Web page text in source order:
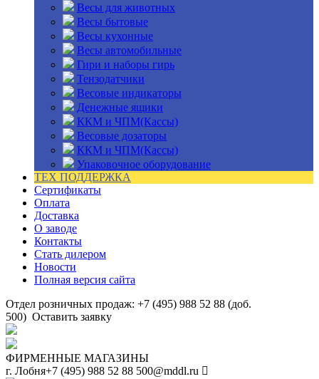
Весы для животных
Весы бытовые
Весы кухонные
Весы автомобильные
Гири и наборы гирь
Тензодатчики
Весовые индикаторы
Денежные ящики
ККМ и ЧПМ(Кассы)
Весовые дозаторы
ККМ и ЧПМ(Кассы)
Упаковочное оборудование
ТЕХ ПОДДЕРЖКА
Сертификаты
Оплата
Доставка
О заводе
Контакты
Стать дилером
Новости
Полная версия сайта
Отдел розничных продаж: +7 (495) 988 52 88 (доб.
500) Оставить заявку
ФИРМЕННЫЕ МАГАЗИНЫ
г. Лобня+7 (495) 988 52 88 500@mddl.ru